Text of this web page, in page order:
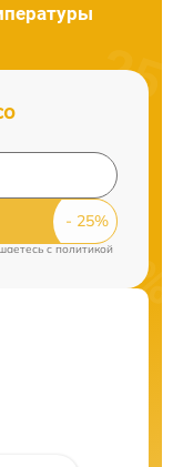
c политикой